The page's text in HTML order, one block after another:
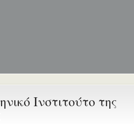
Ινστιτούτο της